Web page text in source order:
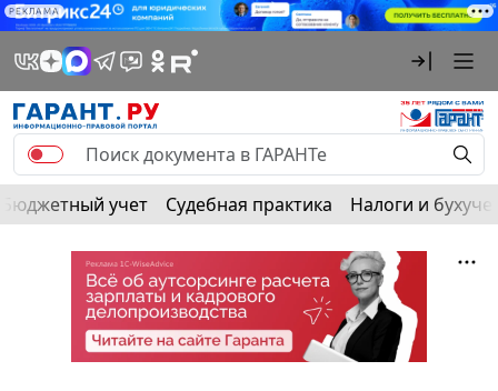
РЕКЛАМА
Бюджетный учет Судебная практика Налоги и